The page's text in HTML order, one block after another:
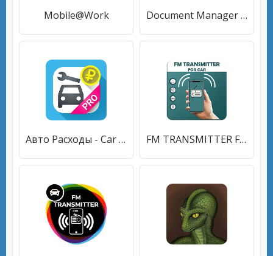
Mobile@Work Document Manager : Document Viewer and Reader
Авто Расходы - Car Expenses Manager Pro FM TRANSMITTER FOR CAR - HOW ITS WORK